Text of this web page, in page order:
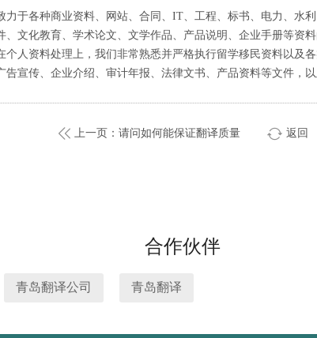
力于各种商业资料、网站、合同、IT、工程、标书、电力、水
、文化教育、学术论文、文学作品、产品说明、企业手册等资
个人资料处理上，我们非常熟悉并严格执行留学移民资料以及
告宣传、企业介绍、审计年报、法律文书、产品资料等文件，
上一页：请问如何能保证翻译质量 返回
合作伙伴
青岛翻译公司 青岛翻译